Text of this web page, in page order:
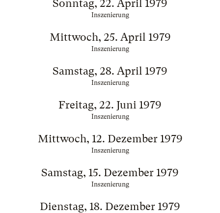
Sonntag, 22. April 1979
Inszenierung
Mittwoch, 25. April 1979
Inszenierung
Samstag, 28. April 1979
Inszenierung
Freitag, 22. Juni 1979
Inszenierung
Mittwoch, 12. Dezember 1979
Inszenierung
Samstag, 15. Dezember 1979
Inszenierung
Dienstag, 18. Dezember 1979